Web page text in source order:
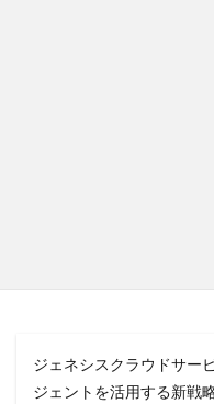
ジェネシスクラウドサー
ジェントを活用する新戦